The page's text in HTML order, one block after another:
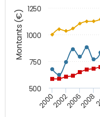
Montants (€)
2000200220062008
500
750
1000
1250